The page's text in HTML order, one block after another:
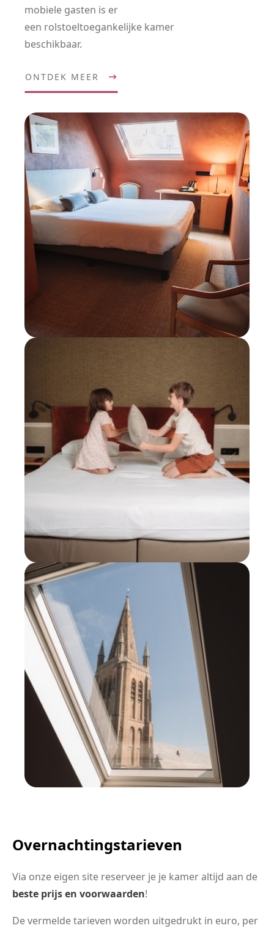
mobiele gasten is er
een rolstoeltoegankelijke kamer
beschikbaar.
ONTDEK MEER
Overnachtingstarieven
Via onze eigen site reserveer je je kamer altijd aan de
beste prijs en voorwaarden!
De vermelde tarieven worden uitgedrukt in euro, per